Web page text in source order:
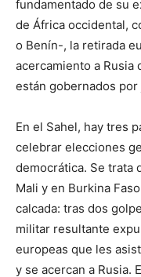
fundamentado de su
de África occidental,
o Benín-, la retirada
acercamiento a Rusia
están gobernados
En el Sahel, hay tres
celebrar elecciones
democrática. Se trata
Mali y en Burkina
calcada: tras dos
militar resultante
europeas que les
y se acercan a Rusia.